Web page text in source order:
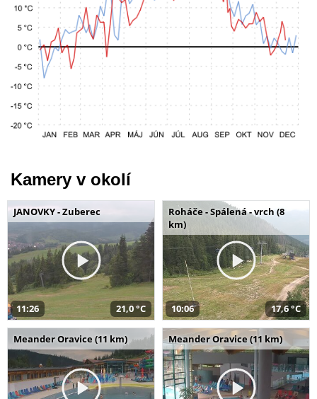
Kamery v okolí
JANOVKY - Zuberec
11:26 21,0 °C
Roháče - Spálená - vrch (8
km)
10:06 17,6 °C
Meander Oravice (11 km) Meander Oravice (11 km)